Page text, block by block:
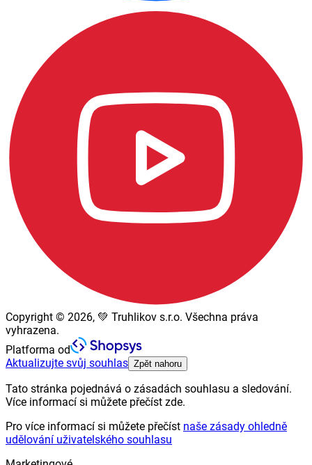
Copyright © 2026, 💚 Truhlikov s.r.o. Všechna práva
vyhrazena.
Platforma od
Aktualizujte svůj souhlas Zpět nahoru
Tato stránka pojednává o zásadách souhlasu a sledování.
Více informací si můžete přečíst zde.
Pro více informací si můžete přečíst naše zásady ohledně
udělování uživatelského souhlasu